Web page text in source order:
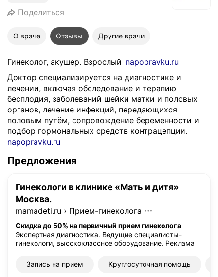
Поделиться
О враче Отзывы Другие врачи
Гинеколог, акушер. Взрослый napopravku.ru
Доктор специализируется на диагностике и
лечении, включая обследование и терапию
бесплодия, заболеваний шейки матки и половых
органов, лечение инфекций, передающихся
половым путём, сопровождение беременности и
подбор гормональных средств контрацепции.
napopravku.ru
Предложения
Гинекологи в клинике «Мать и дитя»
Москва.
mamadeti.ru › Прием-гинеколога
Скидка до 50% на первичный прием гинеколога
Экспертная диагностика. Ведущие специалисты-
гинекологи, высококлассное оборудование. Реклама
Запись на прием Круглосуточная помощь